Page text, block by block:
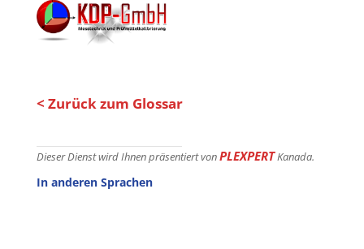
< Zurück zum Glossar
Dieser Dienst wird Ihnen präsentiert vonPLEXPERTKanada.
In anderen Sprachen